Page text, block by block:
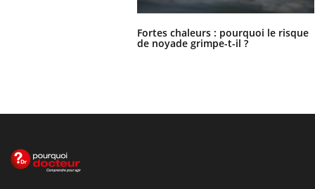
Fortes chaleurs : pourquoi le risque
de noyade grimpe-t-il ?